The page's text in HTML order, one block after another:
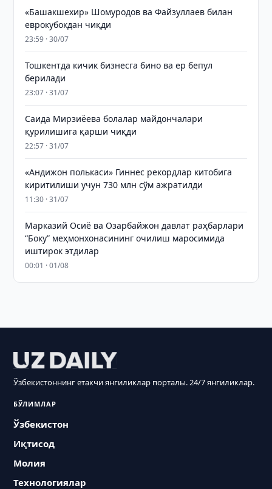
«Башакшехир» Шомуродов ва Файзуллаев билан
еврокубокдан чиқди
23:59 · 30/07
Тошкентда кичик бизнесга бино ва ер бепул
берилади
23:07 · 31/07
Саида Мирзиёева болалар майдончалари
қурилишига қарши чиқди
22:57 · 31/07
«Андижон полькаси» Гиннес рекордлар китобига
киритилиши учун 730 млн сўм ажратилди
11:30 · 31/07
Марказий Осиё ва Озарбайжон давлат раҳбарлари
“Боку” меҳмонхонасининг очилиш маросимида
иштирок этдилар
00:01 · 01/08
Ўзбекистоннинг етакчи янгиликлар порталы. 24/7 янгиликлар.
БЎЛИМЛАР
Ўзбекистон
Иқтисод
Молия
Технологиялар